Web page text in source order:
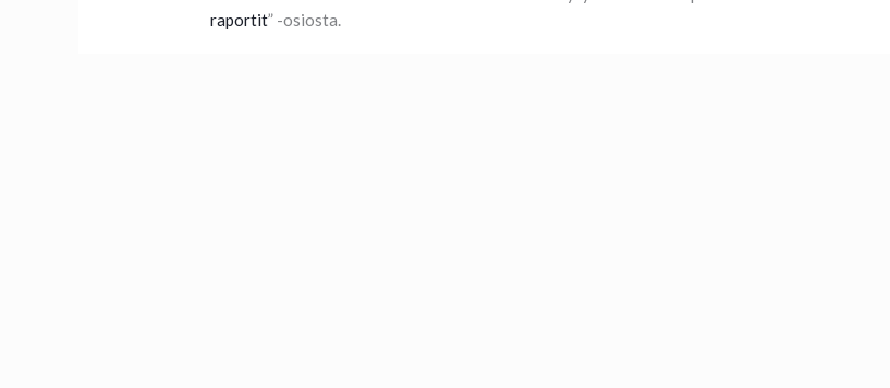
raportit” -osiosta.